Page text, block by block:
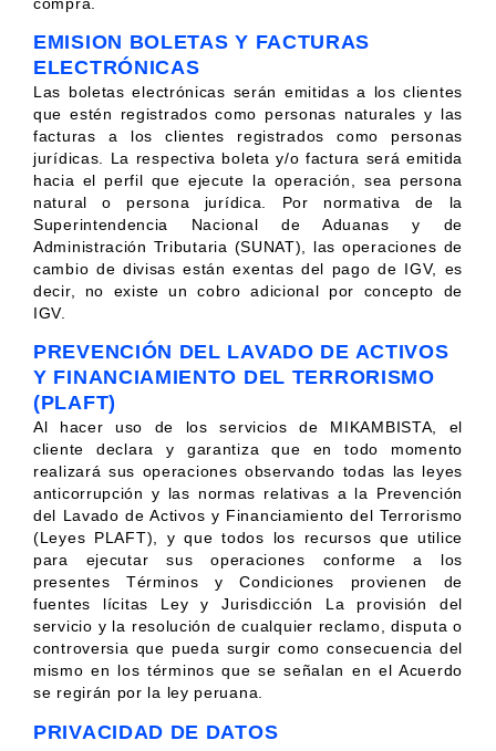
EMISION BOLETAS Y FACTURAS
ELECTRÓNICAS
Las boletas electrónicas serán emitidas a los clientes
que estén registrados como personas naturales y las
facturas a los clientes registrados como personas
jurídicas. La respectiva boleta y/o factura será emitida
hacia el perfil que ejecute la operación, sea persona
natural o persona jurídica. Por normativa de la
Superintendencia Nacional de Aduanas y de
Administración Tributaria (SUNAT), las operaciones de
cambio de divisas están exentas del pago de IGV, es
decir, no existe un cobro adicional por concepto de
IGV.
PREVENCIÓN DEL LAVADO DE ACTIVOS
Y FINANCIAMIENTO DEL TERRORISMO
(PLAFT)
Al hacer uso de los servicios de MIKAMBISTA, el
cliente declara y garantiza que en todo momento
realizará sus operaciones observando todas las leyes
anticorrupción y las normas relativas a la Prevención
del Lavado de Activos y Financiamiento del Terrorismo
(Leyes PLAFT), y que todos los recursos que utilice
para ejecutar sus operaciones conforme a los
presentes Términos y Condiciones provienen de
fuentes lícitas Ley y Jurisdicción La provisión del
servicio y la resolución de cualquier reclamo, disputa o
controversia que pueda surgir como consecuencia del
mismo en los términos que se señalan en el Acuerdo
se regirán por la ley peruana.
PRIVACIDAD DE DATOS